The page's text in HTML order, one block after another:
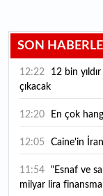
SON
12:22
çıkacak
12:20 En çok
12:05 Caine'in İran
11:54
milyar lira